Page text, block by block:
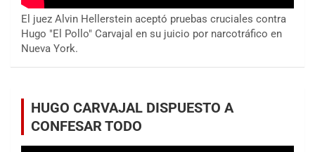
El juez Alvin Hellerstein aceptó pruebas cruciales contra
Hugo "El Pollo" Carvajal en su juicio por narcotráfico en
Nueva York.
HUGO CARVAJAL DISPUESTO A
CONFESAR TODO